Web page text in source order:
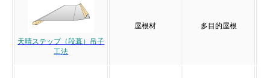
天晴ステップ（段葺）吊子
工法
屋根材 多目的屋根